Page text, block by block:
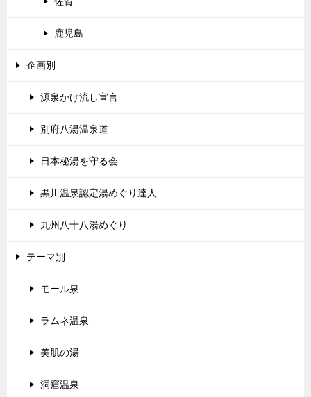
鹿児島
企画別
源泉かけ流し宣言
別府八湯温泉道
日本秘湯を守る会
黒川温泉認定湯めぐり達人
九州八十八湯めぐり
テーマ別
モール泉
ラムネ温泉
美肌の湯
洞窟温泉